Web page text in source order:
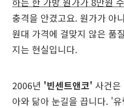
충격을 안겼고요. 원가가 아
원대 가격에 걸맞지 않은 품
지는 현실입니다.
2006년 '빈센트앤코' 사건은
아와 닮아 눈길을 끕니다. '